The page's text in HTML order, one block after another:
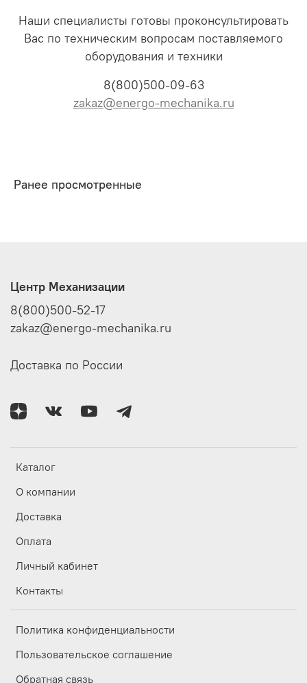
Наши специалисты готовы проконсультировать
Вас по техническим вопросам поставляемого
оборудования и техники
8(800)500-09-63
zakaz@energo-mechanika.ru
Ранее просмотренные
Каталог
О компании
Доставка
Оплата
Личный кабинет
Контакты
Политика конфиденциальности
Пользовательское соглашение
Обратная связь
Центр Механизации
8(800)500-52-17
zakaz@energo-mechanika.ru
Доставка по России